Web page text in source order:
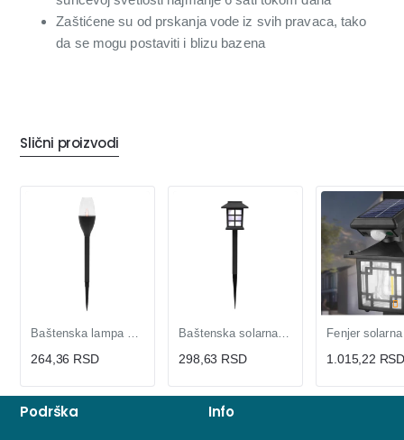
Zaštićene su od prskanja vode iz svih pravaca, tako
da se mogu postaviti i blizu bazena
Slični proizvodi
Baštenska lampa Solarna
264,36 RSD
Baštenska solarna lampa
298,63 RSD 1.015,22 RSD
Podrška Info